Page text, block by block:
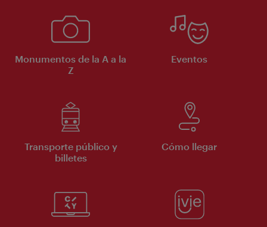
Monumentos de la A a la
Z
Eventos
Transporte público y
billetes
Cómo llegar